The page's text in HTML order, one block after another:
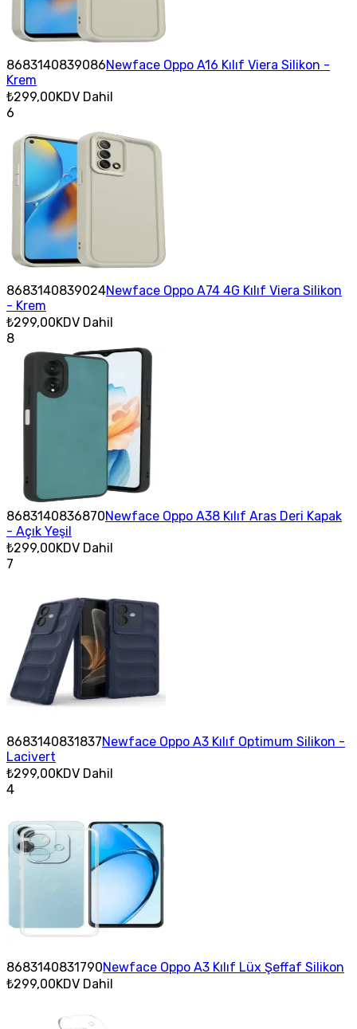
8683140839086Newface Oppo A16 Kılıf Viera Silikon -
Krem
₺299,00KDV Dahil
6
8683140839024Newface Oppo A74 4G Kılıf Viera Silikon
- Krem
₺299,00KDV Dahil
8
8683140836870Newface Oppo A38 Kılıf Aras Deri Kapak
- Açık Yeşil
₺299,00KDV Dahil
7
8683140831837Newface Oppo A3 Kılıf Optimum Silikon -
Lacivert
₺299,00KDV Dahil
4
8683140831790Newface Oppo A3 Kılıf Lüx Şeffaf Silikon
₺299,00KDV Dahil